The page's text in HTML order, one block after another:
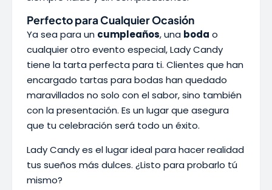
Perfecto para Cualquier Ocasión
Ya sea para un cumpleaños, una boda o
cualquier otro evento especial, Lady Candy
tiene la tarta perfecta para ti. Clientes que han
encargado tartas para bodas han quedado
maravillados no solo con el sabor, sino también
con la presentación. Es un lugar que asegura
que tu celebración será todo un éxito.
Lady Candy es el lugar ideal para hacer realidad
tus sueños más dulces. ¿Listo para probarlo tú
mismo?